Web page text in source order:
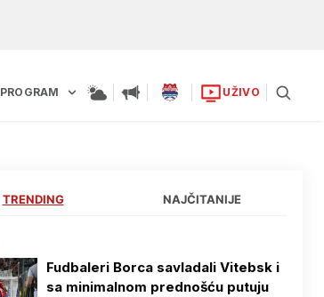
PROGRAM UŽIVO
TRENDING NAJČITANIJE
Fudbaleri Borca savladali Vitebsk i
sa minimalnom prednošću putuju